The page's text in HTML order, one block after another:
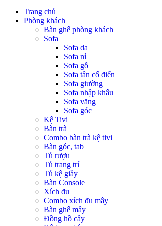
Trang chủ
Phòng khách
Bàn ghế phòng khách
Sofa
Sofa da
Sofa nỉ
Sofa gỗ
Sofa tân cổ điển
Sofa giường
Sofa nhập khẩu
Sofa văng
Sofa góc
Kệ Tivi
Bàn trà
Combo bàn trà kệ tivi
Bàn góc, tab
Tủ rượu
Tủ trang trí
Tủ kệ giầy
Bàn Console
Xích đu
Combo xích đu mây
Bàn ghế mây
Đồng hồ cây